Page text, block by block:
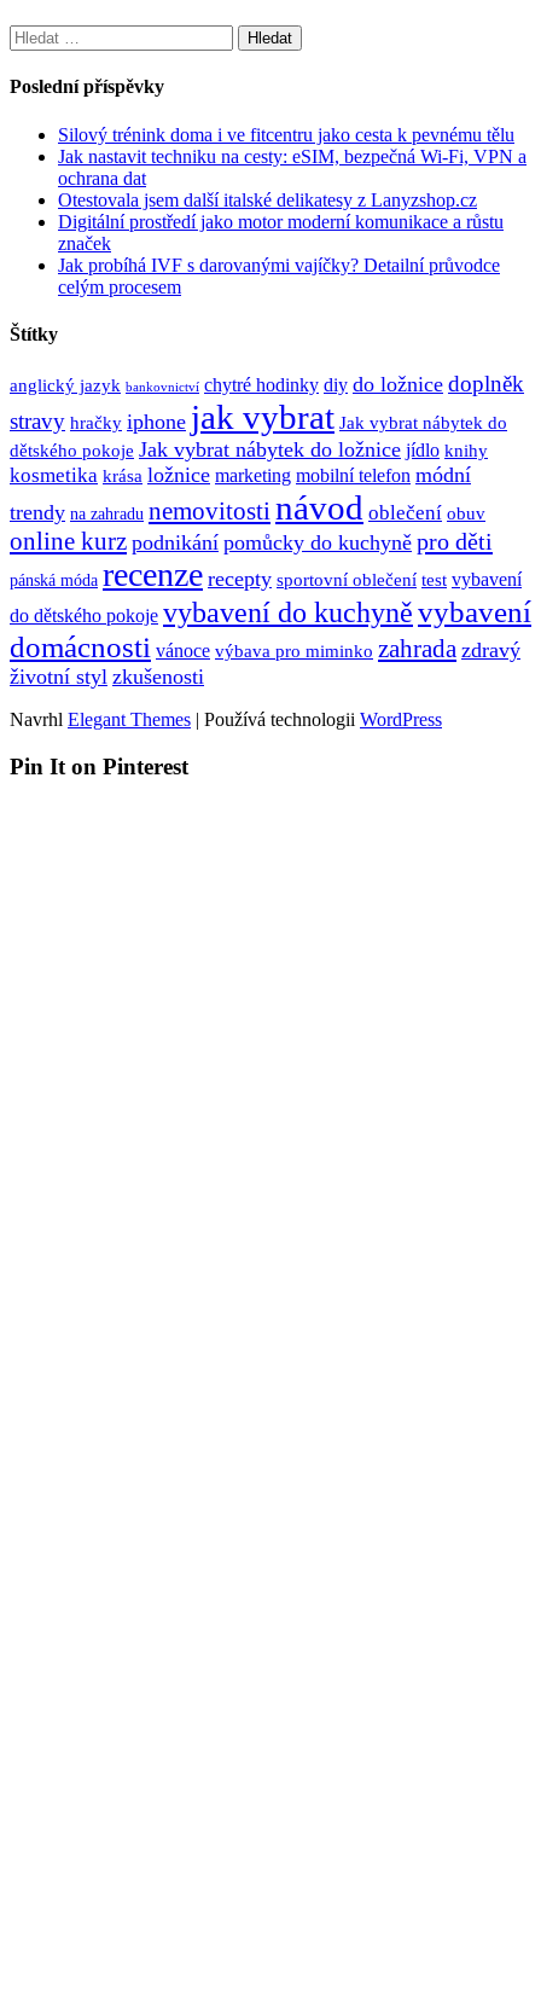
Vyhledávání
Poslední příspěvky
Silový trénink doma i ve fitcentru jako cesta k pevnému tělu
Jak nastavit techniku na cesty: eSIM, bezpečná Wi-Fi, VPN a
ochrana dat
Otestovala jsem další italské delikatesy z Lanyzshop.cz
Digitální prostředí jako motor moderní komunikace a růstu
značek
Jak probíhá IVF s darovanými vajíčky? Detailní průvodce
celým procesem
Štítky
anglický jazyk bankovnictví chytré hodinky diy do ložnice doplněk
stravy hračky iphone jak vybrat Jak vybrat nábytek do
dětského pokoje Jak vybrat nábytek do ložnice jídlo knihy
kosmetika krása ložnice marketing mobilní telefon módní
trendy na zahradu nemovitostinávod oblečení obuv
online kurz podnikání pomůcky do kuchyně pro děti
pánská móda recenze recepty sportovní oblečení test vybavení
do dětského pokoje vybavení do kuchyněvybavení
domácnosti vánoce výbava pro miminko zahrada zdravý
životní styl zkušenosti
Navrhl Elegant Themes | Používá technologii WordPress
Pin It on Pinterest